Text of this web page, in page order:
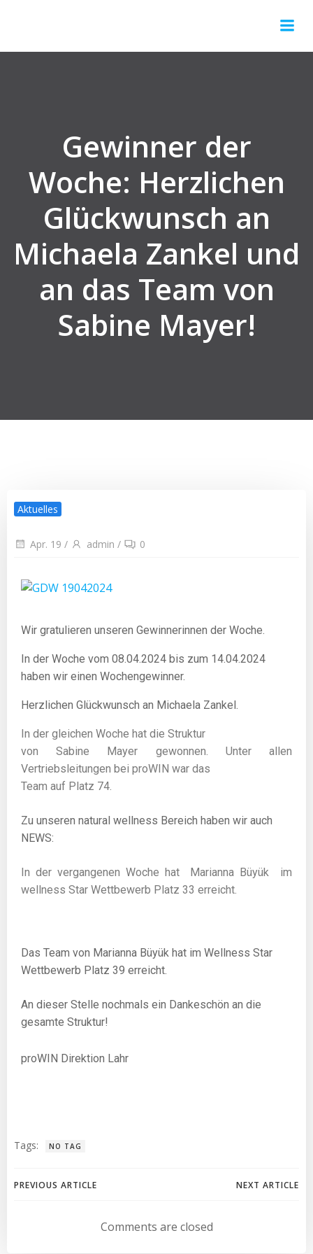
Gewinner der
Woche: Herzlichen
Glückwunsch an
Michaela Zankel und
an das Team von
Sabine Mayer!
Aktuelles
Apr. 19 / admin / 0
Wir gratulieren unseren Gewinnerinnen der Woche.
In der Woche vom 08.04.2024 bis zum 14.04.2024
haben wir einen Wochengewinner.
Herzlichen Glückwunsch an Michaela Zankel.
In der gleichen Woche hat die Struktur
von Sabine Mayer gewonnen. Unter allen
Vertriebsleitungen bei proWIN war das
Team auf Platz 74.
Zu unseren natural wellness Bereich haben wir auch
NEWS:
In der vergangenen Woche hat Marianna Büyük im
wellness Star Wettbewerb Platz 33 erreicht.
Das Team von Marianna Büyük hat im Wellness Star
Wettbewerb Platz 39 erreicht.
An dieser Stelle nochmals ein Dankeschön an die
gesamte Struktur!
proWIN Direktion Lahr
Tags: NO TAG
PREVIOUS ARTICLE NEXT ARTICLE
Comments are closed